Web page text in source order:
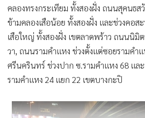
คลองทรงกระเทียม ทั้งสองฝั่ง ถนนสุคนธส
ข้ามคลองเสือน้อย ทั้งสองฝั่ง และช่วงคอส
เสือใหญ่ ทั้งสองฝั่ง เขตลาดพร้าว ถนนนิมิ
วา, ถนนรามคำแหง ช่วงตั้งแต่ซอยรามคำ
ศรีนครินทร์ ช่วงปาก ซ.รามคำแหง 68 แล
รามคำแหง 24 แยก 22 เขตบางกะปิ